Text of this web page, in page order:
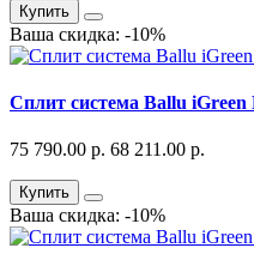
Купить
Ваша скидка: -10%
Сплит система Ballu iGreen
75 790.00 р. 68 211.00 р.
Купить
Ваша скидка: -10%